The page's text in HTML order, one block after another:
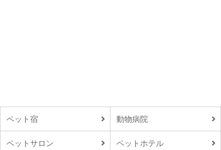
ペット宿 動物病院
ペットサロン ペットホテル